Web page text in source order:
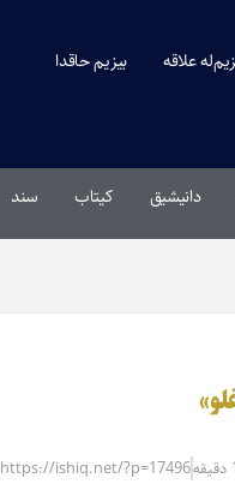
علاقه بیزیم حاقدا
دانیشیق کیتاب سند
https://ishiq.net/?p=17496